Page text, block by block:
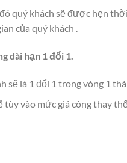
quý khách sẽ được hẹn
của quý khách .
dài hạn 1 đổi 1.
sẽ là 1 đổi 1 trong vòng 1
vào mức giá công thay